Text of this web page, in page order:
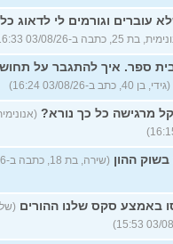
עוברים וגורמים לי לדאוג
בת 25, כתבה ב-03/08/26 16:33)
ספר. איך להתגבר על
(גידי, בן 40, כתב ב-03/08/26 16:24)
מרגישה כל כך נורא?
ההון
באמצע סקס שלנו ההורים